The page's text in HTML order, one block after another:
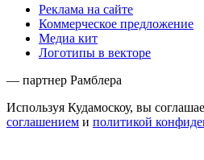
Реклама на сайте
Коммерческое предложение
Медиа кит
Логотипы в векторе
— партнер Рамблера
Используя Кудамоскоу, вы
соглашением и политикой